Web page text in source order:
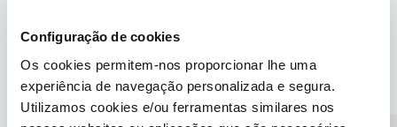
Configuração de cookies
Os cookies permitem-nos proporcionar lhe uma
experiência de navegação personalizada e segura.
Utilizamos cookies e/ou ferramentas similares nos
@MMMaximBoa tarde, se o pack canais TV Cine se apresenta
como ativado na sua Àrea de Cliente ou na sua Box, sem que por
si tenha sido ativado, quer dizer que se trata de uma oferta. Nesse
caso parece não haver necessidade de inserir o código do